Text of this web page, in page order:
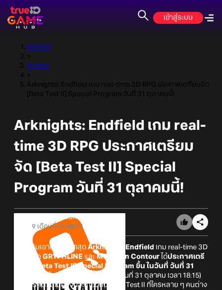
เข้าสู่ระบบ
หน้าแรก
>
ข่าวเกม
>
Arknights: Endfield เกม real-time 3D RPG ประกาศเตรียมจัด
[Beta Test II] Special Program วันที่ 31 ตุลาคมนี้!
Arknights: Endfield เกม real-
time 3D RPG ประกาศเตรียม
จัด [Beta Test II] Special
Program วันที่ 31 ตุลาคมนี้!
Online Station
9 เดือนที่แล้ว
24
กาปฏิทินเอาไว้เลย! ล่าสุด Arknights: Endfield เกม real-time 3D
RPG จาก GRYPHLINE และMountain Contour ได้ประกาศเตรี
ยนจัด [Beta Test II] Special Program ขึ้น ในวันที่ วันที่ 31
! (อ้างอิงจากห้องรอไลฟ์คือวันที่ 31 ตุลาคม เวลา 18:15)
โดยการสตรีมในครั้งนี้จะเกี่ยวกับ Beta Test II ที่ใครหลาย ๆ คนต่าง